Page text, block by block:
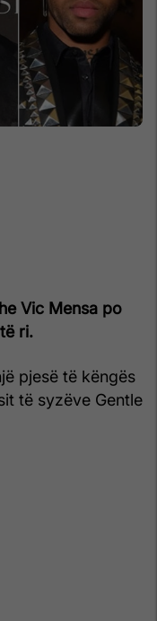
Vic Mensa po
ri.
pjesë të këngës
të syzëve Gentle